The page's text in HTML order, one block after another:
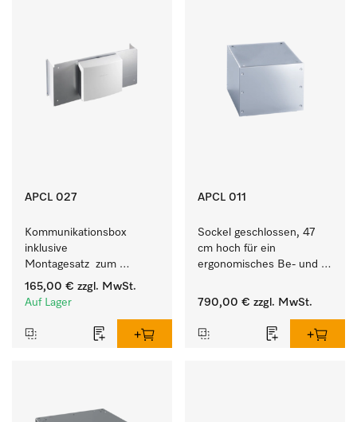
APCL 027
Kommunikationsbox
inklusive
Montagesatz  zum
Verbindungsaufbau vom
Wärmepumpentrockner
165,00 € zzgl. MwSt.
Auf Lager
APCL 011
Sockel geschlossen, 47
cm hoch für ein
ergonomisches Be- und
Waschmaschine und
790,00 € zzgl. MwSt.